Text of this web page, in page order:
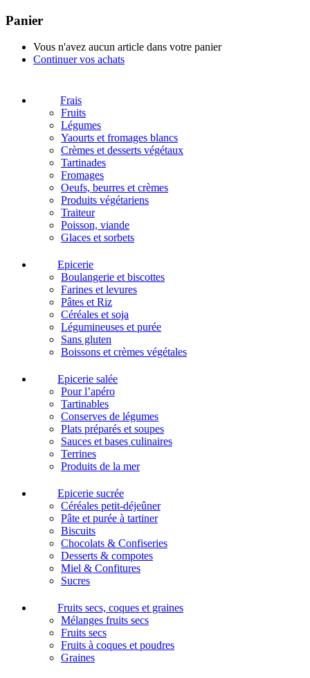
Panier
Vous n'avez aucun article dans votre panier
Continuer vos achats
Frais
Fruits
Légumes
Yaourts et fromages blancs
Crèmes et desserts végétaux
Tartinades
Fromages
Oeufs, beurres et crèmes
Produits végétariens
Traiteur
Poisson, viande
Glaces et sorbets
Epicerie
Boulangerie et biscottes
Farines et levures
Pâtes et Riz
Céréales et soja
Légumineuses et purée
Sans gluten
Boissons et crèmes végétales
Epicerie salée
Pour l’apéro
Tartinables
Conserves de légumes
Plats préparés et soupes
Sauces et bases culinaires
Terrines
Produits de la mer
Epicerie sucrée
Céréales petit-déjeûner
Pâte et purée à tartiner
Biscuits
Chocolats & Confiseries
Desserts & compotes
Miel & Confitures
Sucres
Fruits secs, coques et graines
Mélanges fruits secs
Fruits secs
Fruits à coques et poudres
Graines